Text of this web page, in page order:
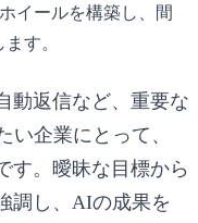
イールを構築し、間
す。
動返信など、重要な
い企業にとって、
す。曖昧な目標から
調し、AIの成果を